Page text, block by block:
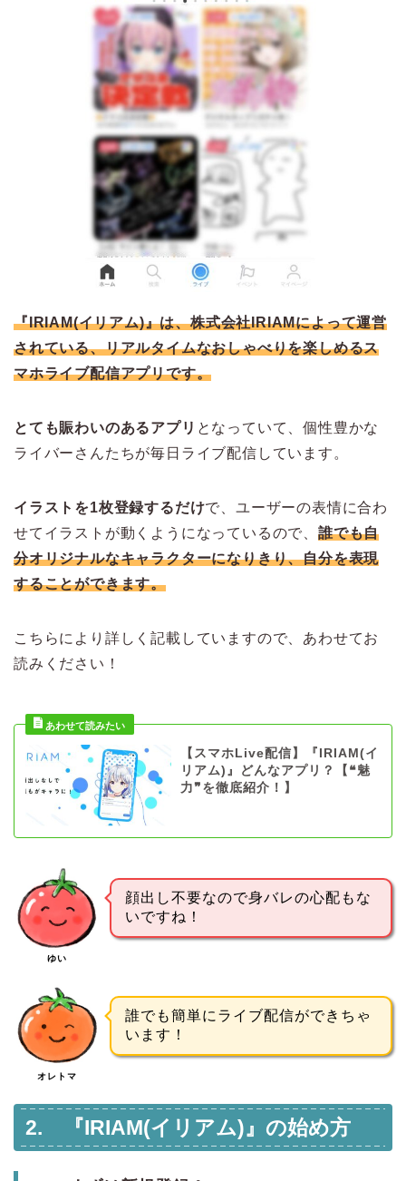
『IRIAM(イリアム)』は、株式会社IRIAMによって運営
されている、リアルタイムなおしゃべりを楽しめるス
マホライブ配信アプリです。
とても賑わいのあるアプリ となっていて、個性豊かな
ライバーさんたちが毎日ライブ配信しています。
イラストを1枚登録するだけで、ユーザーの表情に合わ
せてイラストが動くようになっているので、 誰でも自
分オリジナルなキャラクターになりきり、自分を表現
することができます。
こちらにより詳しく記載していますので、あわせてお
読みください！
【スマホLive配信】『IRIAM(イ
リアム)』どんなアプリ？【❝魅
力❞を徹底紹介！】
ゆい
顔出し不要なので身バレの心配もな
いですね！
オレトマ
誰でも簡単にライブ配信ができちゃ
います！
2. 『IRIAM(イリアム)』の始め方